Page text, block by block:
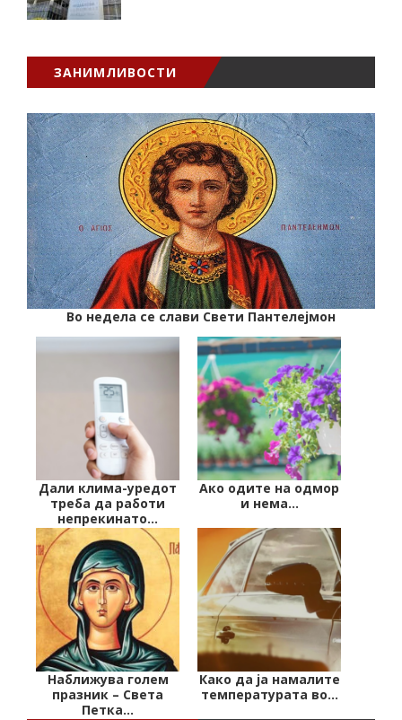
ЗАНИМЛИВОСТИ
Во недела се слави Свети Пантелејмон
Дали клима-уредот
треба да работи
непрекинато…
Ако одите на одмор
и нема…
Наближува голем
празник – Света
Петка…
Како да ја намалите
температурата во…